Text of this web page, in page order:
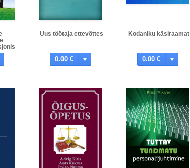
Uus töötaja ettevõttes
0.00 €
Kodaniku käsiraamat
0.00 €